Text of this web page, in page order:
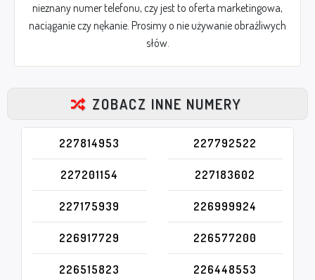
nieznany numer telefonu, czy jest to oferta marketingowa,
naciąganie czy nękanie. Prosimy o nie używanie obraźliwych
słów.
ZOBACZ INNE NUMERY
227814953 227792522
227201154 227183602
227175939 226999924
226917729 226577200
226515823 226448553